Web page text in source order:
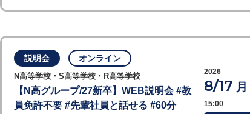
説明会 オンライン
N高等学校・S高等学校・R高等学校
【N高グループ/27新卒】WEB説明会 #教
員免許不要 #先輩社員と話せる #60分
2026
8/17 月
15:00